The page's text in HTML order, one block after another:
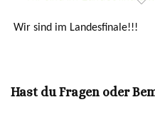
Wir sind im Landesfinale!!!
Hast du Fragen oder